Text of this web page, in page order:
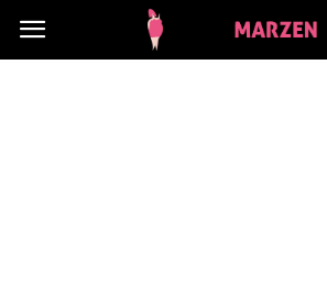
CialoMarzen.pl